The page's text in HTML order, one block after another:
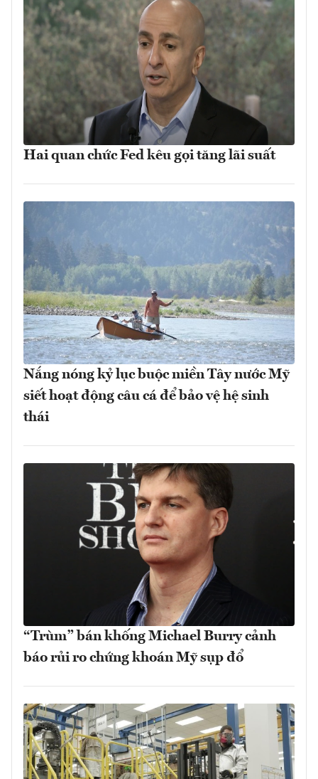
Hai quan chức Fed kêu gọi tăng lãi suất
Nắng nóng kỷ lục buộc miền Tây nước Mỹ
siết hoạt động câu cá để bảo vệ hệ sinh
thái
“Trùm” bán khống Michael Burry cảnh
báo rủi ro chứng khoán Mỹ sụp đổ